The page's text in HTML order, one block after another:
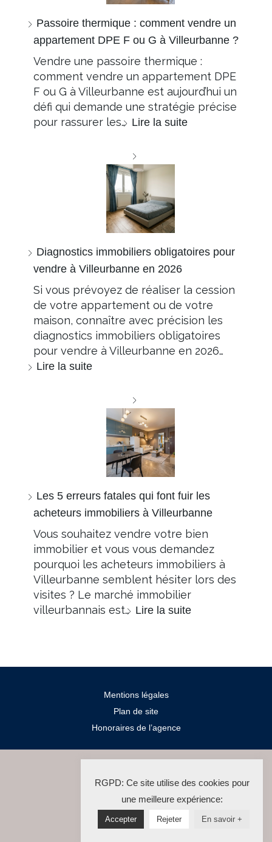
Passoire thermique : comment vendre un
appartement DPE F ou G à Villeurbanne ?
Vendre une passoire thermique :
comment vendre un appartement DPE
F ou G à Villeurbanne est aujourd’hui un
défi qui demande une stratégie précise
pour rassurer les… Lire la suite
Diagnostics immobiliers obligatoires pour
vendre à Villeurbanne en 2026
Si vous prévoyez de réaliser la cession
de votre appartement ou de votre
maison, connaître avec précision les
diagnostics immobiliers obligatoires
pour vendre à Villeurbanne en 2026…
Lire la suite
Les 5 erreurs fatales qui font fuir les
acheteurs immobiliers à Villeurbanne
Vous souhaitez vendre votre bien
immobilier et vous vous demandez
pourquoi les acheteurs immobiliers à
Villeurbanne semblent hésiter lors des
visites ? Le marché immobilier
villeurbannais est… Lire la suite
Mentions légales
Plan de site
Honoraires de l’agence
La Solution Immo
RGPD: Ce site utilise des cookies pour
une meilleure expérience:
Accepter Rejeter En savoir +